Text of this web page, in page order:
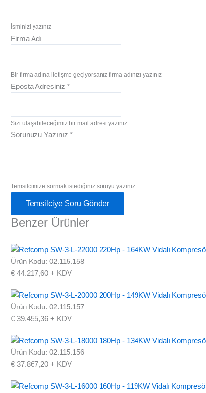
İsminizi yazınız
Firma Adı
Bir firma adına iletişme geçiyorsanız firma adınızı yazınız
Eposta Adresiniz *
Sizi ulaşabileceğimiz bir mail adresi yazınız
Sorunuzu Yazınız *
Temsilcimize sormak istediğiniz soruyu yazınız
Temsilciye Soru Gönder
Benzer Ürünler
Ürün Kodu: 02.115.158
€ 44.217,60 + KDV
Ürün Kodu: 02.115.157
€ 39.455,36 + KDV
Ürün Kodu: 02.115.156
€ 37.867,20 + KDV